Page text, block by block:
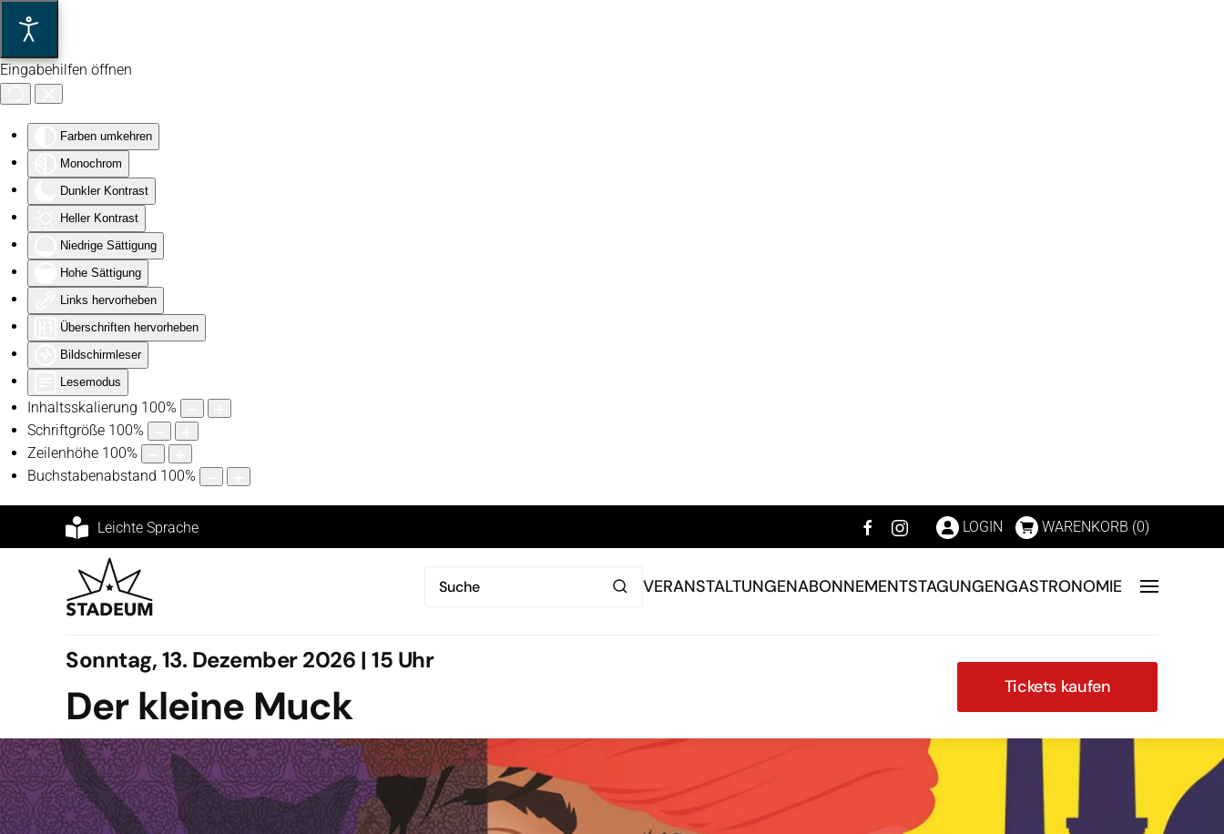
Eingabehilfen öffnen
Farben umkehren
Monochrom
Dunkler Kontrast
Heller Kontrast
Niedrige Sättigung
Hohe Sättigung
Links hervorheben
Überschriften hervorheben
Bildschirmleser
Lesemodus
Inhaltsskalierung 100%
Schriftgröße 100%
Zeilenhöhe 100%
Buchstabenabstand 100%
Leichte Sprache LOGIN WARENKORB (0)
VERANSTALTUNGENABONNEMENTSTAGUNGENGASTRONOMIE
Sonntag, 13. Dezember 2026 | 15 Uhr
Der kleine Muck Tickets kaufen